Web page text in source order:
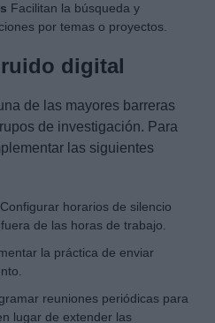
Facilitan la búsqueda y
por temas o proyectos.
digital
de las mayores barreras
de investigación. Para
las siguientes
Configurar horarios de silencio
de las horas de trabajo.
la práctica de enviar
reuniones periódicas para
lugar de extender las